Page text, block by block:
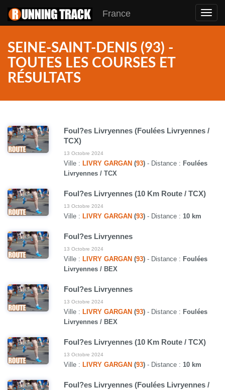
France
SEINE-SAINT-DENIS (93) -
TOUTES LES COURSES ET
RÉSULTATS
Foul?es Livryennes (Foulées Livryennes /
TCX)
13 Octobre 2024
Ville : LIVRY GARGAN (93) - Distance : Foulées
Livryennes / TCX
Foul?es Livryennes (10 Km Route / TCX)
13 Octobre 2024
Ville : LIVRY GARGAN (93) - Distance : 10 km
Foul?es Livryennes
13 Octobre 2024
Ville : LIVRY GARGAN (93) - Distance : Foulées
Livryennes / BEX
Foul?es Livryennes
13 Octobre 2024
Ville : LIVRY GARGAN (93) - Distance : Foulées
Livryennes / BEX
Foul?es Livryennes (10 Km Route / TCX)
13 Octobre 2024
Ville : LIVRY GARGAN (93) - Distance : 10 km
Foul?es Livryennes (Foulées Livryennes /